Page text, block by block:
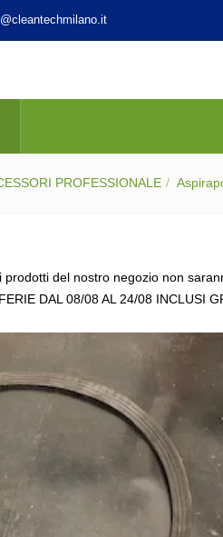
PROFESSIONALE
prodotti del nostro negozio non
DAL 08/08 AL 24/08 INCLUSI